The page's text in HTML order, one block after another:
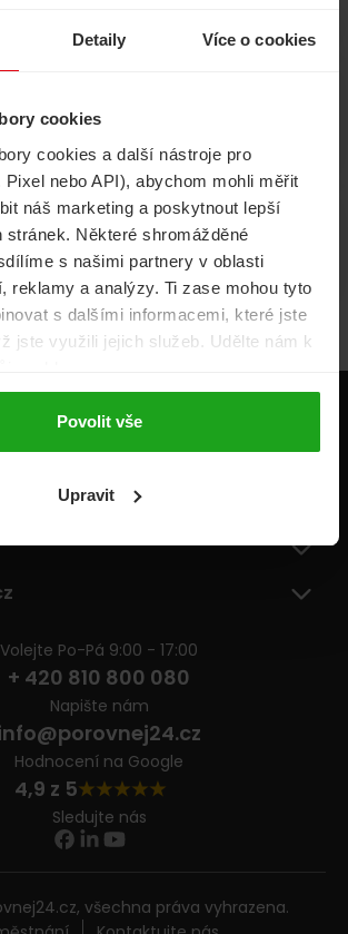
Detaily Více o cookies
cookies
cookies a další nástroje pro
nebo API), abychom mohli měřit
náš marketing a poskytnout lepší
Některé shromážděné
s našimi partnery v oblasti
reklamy a analýzy. Ti zase mohou tyto
s dalšími informacemi, které jste
jste využili jejich služeb. Udělte nám k
Povolit vše
Upravit
TV
Energie
Volejte Po-Pá 9:00 - 17:00
+ 420 810 800 080
Napište nám
Hodnocení na Google
4,9 z 5
Sledujte nás
všechna práva vyhrazena.